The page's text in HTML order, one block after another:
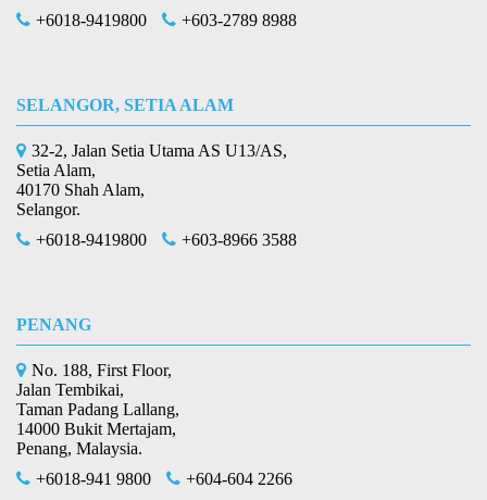
+6018-9419800
+603-2789 8988
SELANGOR, SETIA ALAM
32-2, Jalan Setia Utama AS U13/AS,
Setia Alam,
40170 Shah Alam,
Selangor.
+6018-9419800
+603-8966 3588
PENANG
No. 188, First Floor,
Jalan Tembikai,
Taman Padang Lallang,
14000 Bukit Mertajam,
Penang, Malaysia.
+6018-941 9800
+604-604 2266